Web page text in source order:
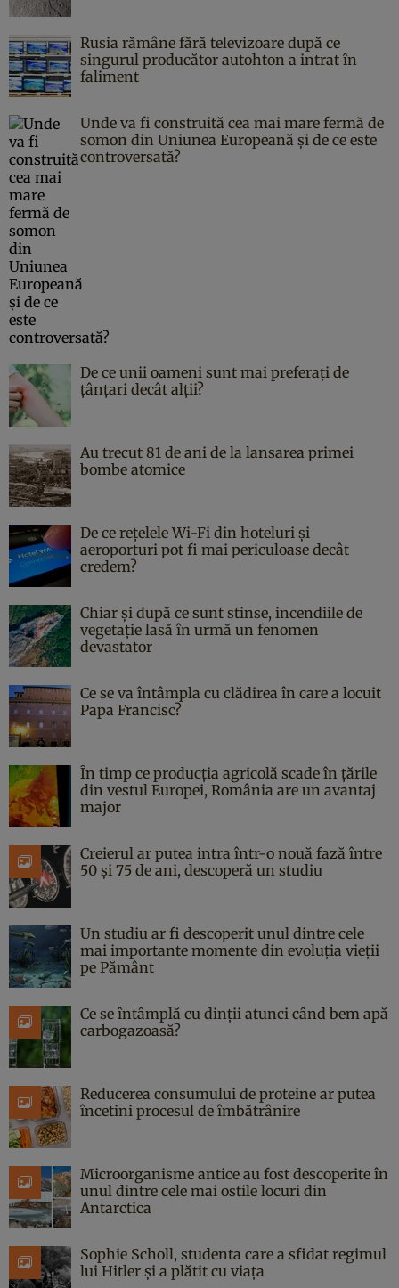
Rusia rămâne fără televizoare după ce
singurul producător autohton a intrat în
faliment
Unde va fi construită cea mai mare fermă de
somon din Uniunea Europeană și de ce este
controversată?
De ce unii oameni sunt mai preferați de
țânțari decât alții?
Au trecut 81 de ani de la lansarea primei
bombe atomice
De ce rețelele Wi-Fi din hoteluri și
aeroporturi pot fi mai periculoase decât
credem?
Chiar și după ce sunt stinse, incendiile de
vegetație lasă în urmă un fenomen
devastator
Ce se va întâmpla cu clădirea în care a locuit
Papa Francisc?
În timp ce producția agricolă scade în țările
din vestul Europei, România are un avantaj
major
Creierul ar putea intra într-o nouă fază între
50 și 75 de ani, descoperă un studiu
Un studiu ar fi descoperit unul dintre cele
mai importante momente din evoluția vieții
pe Pământ
Ce se întâmplă cu dinții atunci când bem apă
carbogazoasă?
Reducerea consumului de proteine ar putea
încetini procesul de îmbătrânire
Microorganisme antice au fost descoperite în
unul dintre cele mai ostile locuri din
Antarctica
Sophie Scholl, studenta care a sfidat regimul
lui Hitler și a plătit cu viața